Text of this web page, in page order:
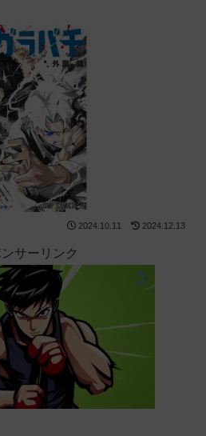
2024.10.11 2024.12.13
ンサーリンク